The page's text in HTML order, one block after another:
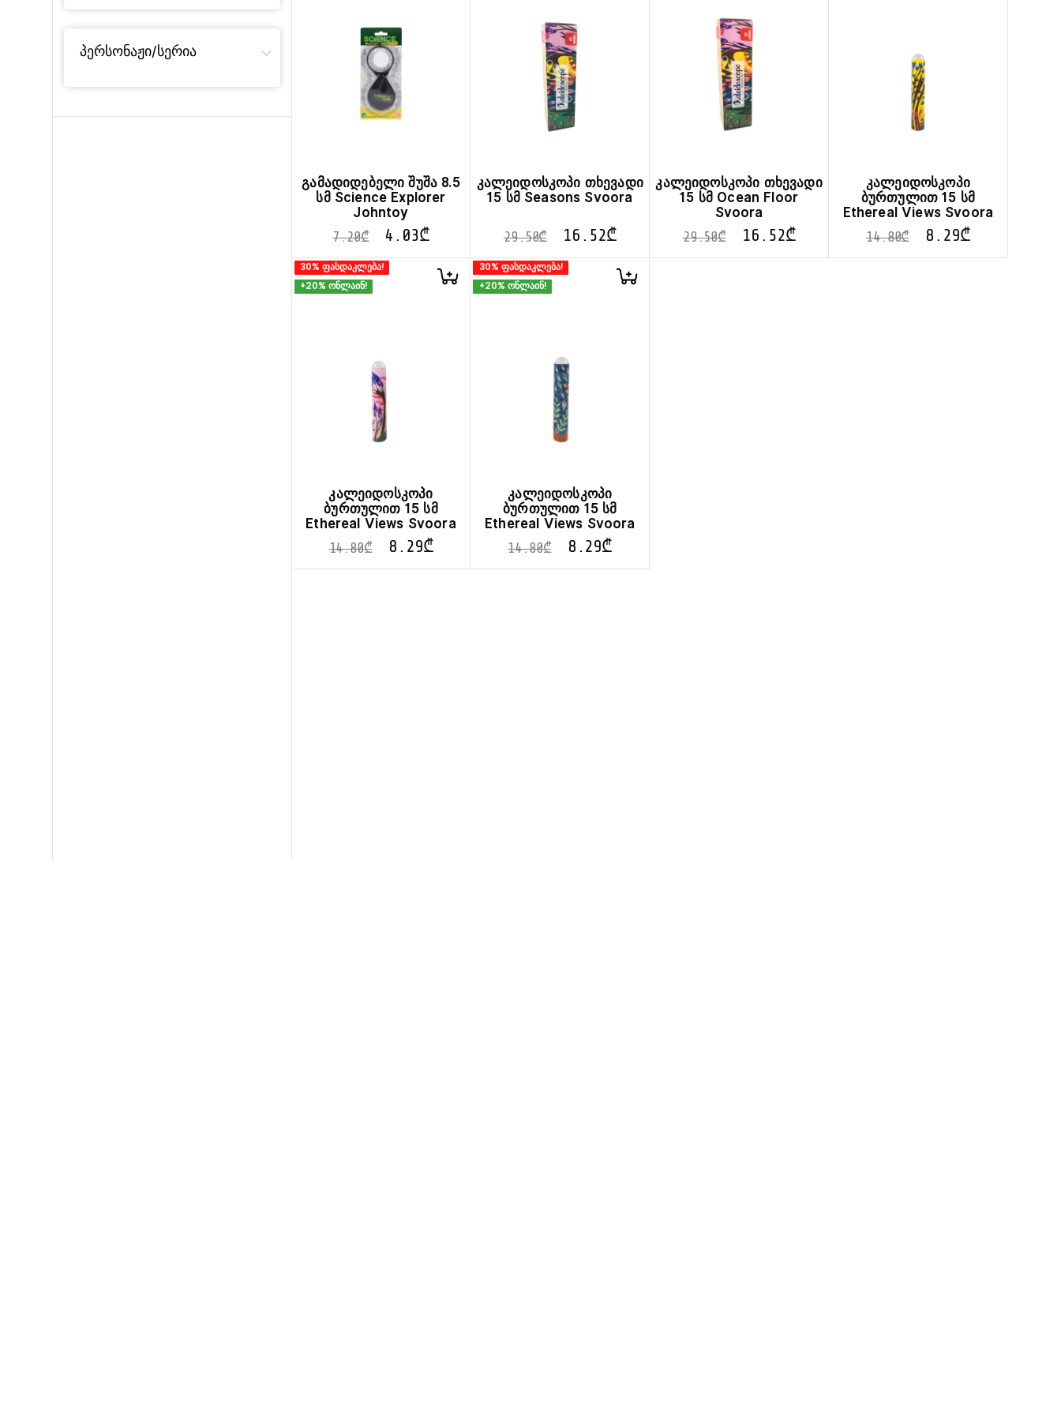
პერსონაჟი/სერია
The
options
may
be
chosen
on
the
product
may
be
chosen
on
the
product
page
გამადიდებელი შუშა 8.5
სმ Science Explorer
Johntoy
7.20₾ 4.03₾
კალეიდოსკოპი თხევადი
15 სმ Seasons Svoora
29.50₾ 16.52₾
კალეიდოსკოპი თხევადი
15 სმ Ocean Floor
Svoora
29.50₾ 16.52₾
კალეიდოსკოპი
ბურთულით 15 სმ
Ethereal Views Svoora
14.80₾ 8.29₾
30% ფასდაკლება!
+20% ონლაინ!
კალეიდოსკოპი
ბურთულით 15 სმ
Ethereal Views Svoora
14.80₾ 8.29₾
30% ფასდაკლება!
+20% ონლაინ!
კალეიდოსკოპი
ბურთულით 15 სმ
Ethereal Views Svoora
14.80₾ 8.29₾